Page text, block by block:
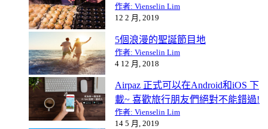
作者: Vienselin Lim
12 2 月, 2019
5個浪漫的聖誕節目地
作者: Vienselin Lim
4 12 月, 2018
Airpaz 正式可以在Android和iOS 下
載~ 喜歡旅行朋友們絕對不能錯過!
作者: Vienselin Lim
14 5 月, 2019